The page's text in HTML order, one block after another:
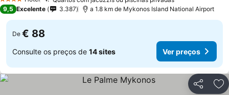
4 Estrelas
9,5 Excelente 3.387 a 1.8 km de Mykonos Island National Airport
De € 88
Consulte os preços de 14 sites Ver preços
Partilhar